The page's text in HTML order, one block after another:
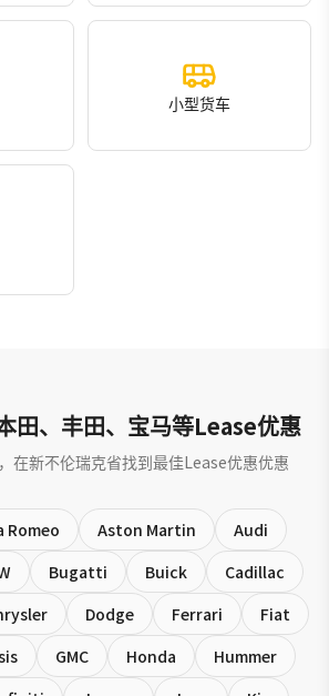
小型货车
田、丰田、宝马等Lease优惠
在新不伦瑞克省找到最佳Lease优惠优惠
Romeo Aston Martin
Audi
Bugatti Buick
Cadillac
Dodge Ferrari
Fiat
GMC Honda
Hummer